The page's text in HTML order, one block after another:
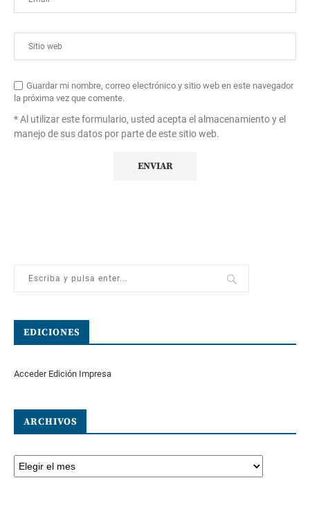
Guardar mi nombre, correo electrónico y sitio web en este navegador
la próxima vez que comente.
* Al utilizar este formulario, usted acepta el almacenamiento y el
manejo de sus datos por parte de este sitio web.
EDICIONES
Acceder Edición Impresa
ARCHIVOS